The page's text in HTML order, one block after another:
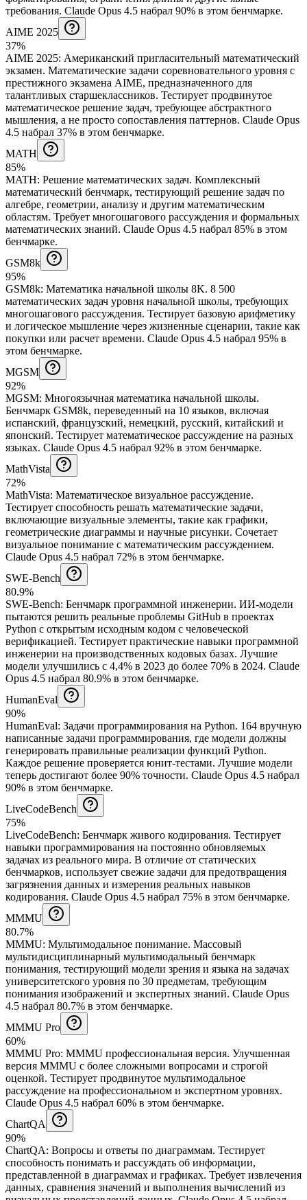
требования. Claude Opus 4.5 набрал 90% в этом бенчмарке.
AIME 2025
37%
AIME 2025: Американский пригласительный математический
экзамен. Математические задачи соревновательного уровня с
престижного экзамена AIME, предназначенного для
талантливых старшеклассников. Тестирует продвинутое
математическое решение задач, требующее абстрактного
мышления, а не просто сопоставления паттернов. Claude Opus
4.5 набрал 37% в этом бенчмарке.
MATH
85%
MATH: Решение математических задач. Комплексный
математический бенчмарк, тестирующий решение задач по
алгебре, геометрии, анализу и другим математическим
областям. Требует многошагового рассуждения и формальных
математических знаний. Claude Opus 4.5 набрал 85% в этом
бенчмарке.
GSM8k
95%
GSM8k: Математика начальной школы 8K. 8 500
математических задач уровня начальной школы, требующих
многошагового рассуждения. Тестирует базовую арифметику
и логическое мышление через жизненные сценарии, такие как
покупки или расчет времени. Claude Opus 4.5 набрал 95% в
этом бенчмарке.
MGSM
92%
MGSM: Многоязычная математика начальной школы.
Бенчмарк GSM8k, переведенный на 10 языков, включая
испанский, французский, немецкий, русский, китайский и
японский. Тестирует математическое рассуждение на разных
языках. Claude Opus 4.5 набрал 92% в этом бенчмарке.
MathVista
72%
MathVista: Математическое визуальное рассуждение.
Тестирует способность решать математические задачи,
включающие визуальные элементы, такие как графики,
геометрические диаграммы и научные рисунки. Сочетает
визуальное понимание с математическим рассуждением.
Claude Opus 4.5 набрал 72% в этом бенчмарке.
SWE-Bench
80.9%
SWE-Bench: Бенчмарк программной инженерии. ИИ-модели
пытаются решить реальные проблемы GitHub в проектах
Python с открытым исходным кодом с человеческой
верификацией. Тестирует практические навыки программной
инженерии на производственных кодовых базах. Лучшие
модели улучшились с 4,4% в 2023 до более 70% в 2024. Claude
Opus 4.5 набрал 80.9% в этом бенчмарке.
HumanEval
90%
HumanEval: Задачи программирования на Python. 164 вручную
написанные задачи программирования, где модели должны
генерировать правильные реализации функций Python.
Каждое решение проверяется юнит-тестами. Лучшие модели
теперь достигают более 90% точности. Claude Opus 4.5 набрал
90% в этом бенчмарке.
LiveCodeBench
75%
LiveCodeBench: Бенчмарк живого кодирования. Тестирует
навыки программирования на постоянно обновляемых
задачах из реального мира. В отличие от статических
бенчмарков, использует свежие задачи для предотвращения
загрязнения данных и измерения реальных навыков
кодирования. Claude Opus 4.5 набрал 75% в этом бенчмарке.
MMMU
80.7%
MMMU: Мультимодальное понимание. Массовый
мультидисциплинарный мультимодальный бенчмарк
понимания, тестирующий модели зрения и языка на задачах
университетского уровня по 30 предметам, требующим
понимания изображений и экспертных знаний. Claude Opus
4.5 набрал 80.7% в этом бенчмарке.
MMMU Pro
60%
MMMU Pro: MMMU профессиональная версия. Улучшенная
версия MMMU с более сложными вопросами и строгой
оценкой. Тестирует продвинутое мультимодальное
рассуждение на профессиональном и экспертном уровнях.
Claude Opus 4.5 набрал 60% в этом бенчмарке.
ChartQA
90%
ChartQA: Вопросы и ответы по диаграммам. Тестирует
способность понимать и рассуждать об информации,
представленной в диаграммах и графиках. Требует извлечения
данных, сравнения значений и выполнения вычислений из